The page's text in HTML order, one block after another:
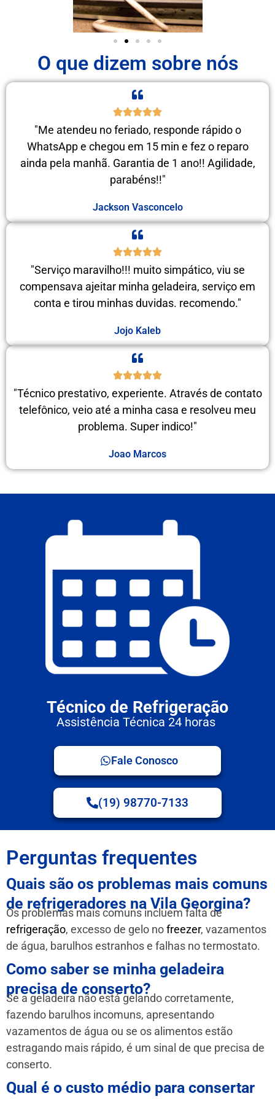
O que dizem sobre nós
"Me atendeu no feriado, responde rápido o
WhatsApp e chegou em 15 min e fez o reparo
ainda pela manhã. Garantia de 1 ano!! Agilidade,
parabéns!!"
Jackson Vasconcelo
"Serviço maravilho!!! muito simpático, viu se
compensava ajeitar minha geladeira, serviço em
conta e tirou minhas duvidas. recomendo."
Jojo Kaleb
"Técnico prestativo, experiente. Através de contato
telefônico, veio até a minha casa e resolveu meu
problema. Super indico!"
Joao Marcos
Técnico de Refrigeração
Assistência Técnica 24 horas
Fale Conosco
(19) 98770-7133
Perguntas frequentes
Quais são os problemas mais comuns
de refrigeradores na Vila Georgina?
Os problemas mais comuns incluem falta de
refrigeração, excesso de gelo nofreezer, vazamentos
de água, barulhos estranhos e falhas no termostato.
Como saber se minha geladeira
precisa de conserto?
Se a geladeira não está gelando corretamente,
fazendo barulhos incomuns, apresentando
vazamentos de água ou se os alimentos estão
estragando mais rápido, é um sinal de que precisa de
conserto.
Qual é o custo médio para consertar